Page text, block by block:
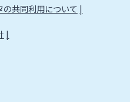
の共同利用について